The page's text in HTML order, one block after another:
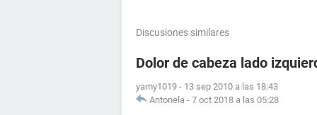
Discusiones similares
Dolor de cabeza lado
yamy1019 - 13 sep 2010 a las 18:43
Antonela - 7 oct 2018 a las 05:28